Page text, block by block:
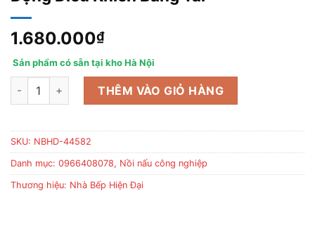
1.680.000₫
Sản phẩm có sẵn tại kho Hà Nội
Máy Chiết Rót Dung Dịch 6 Đầu Vòi Tự Động Điều Khiển Băng
THÊM VÀO GIỎ HÀNG
SKU: NBHD-44582
Danh mục: 0966408078, Nồi nấu công nghiệp
Thương hiệu: Nhà Bếp Hiện Đại